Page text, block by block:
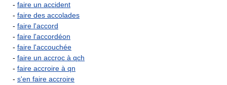
- faire un accident
- faire des accolades
- faire l'accord
- faire l'accordéon
- faire l'accouchée
- faire un accroc à qch
- faire accroire à qn
- s'en faire accroire